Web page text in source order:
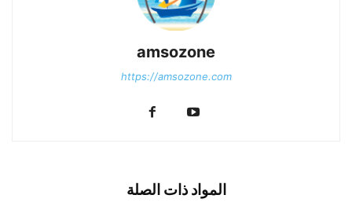
amsozone
https://amsozone.com
المواد ذات الصلة